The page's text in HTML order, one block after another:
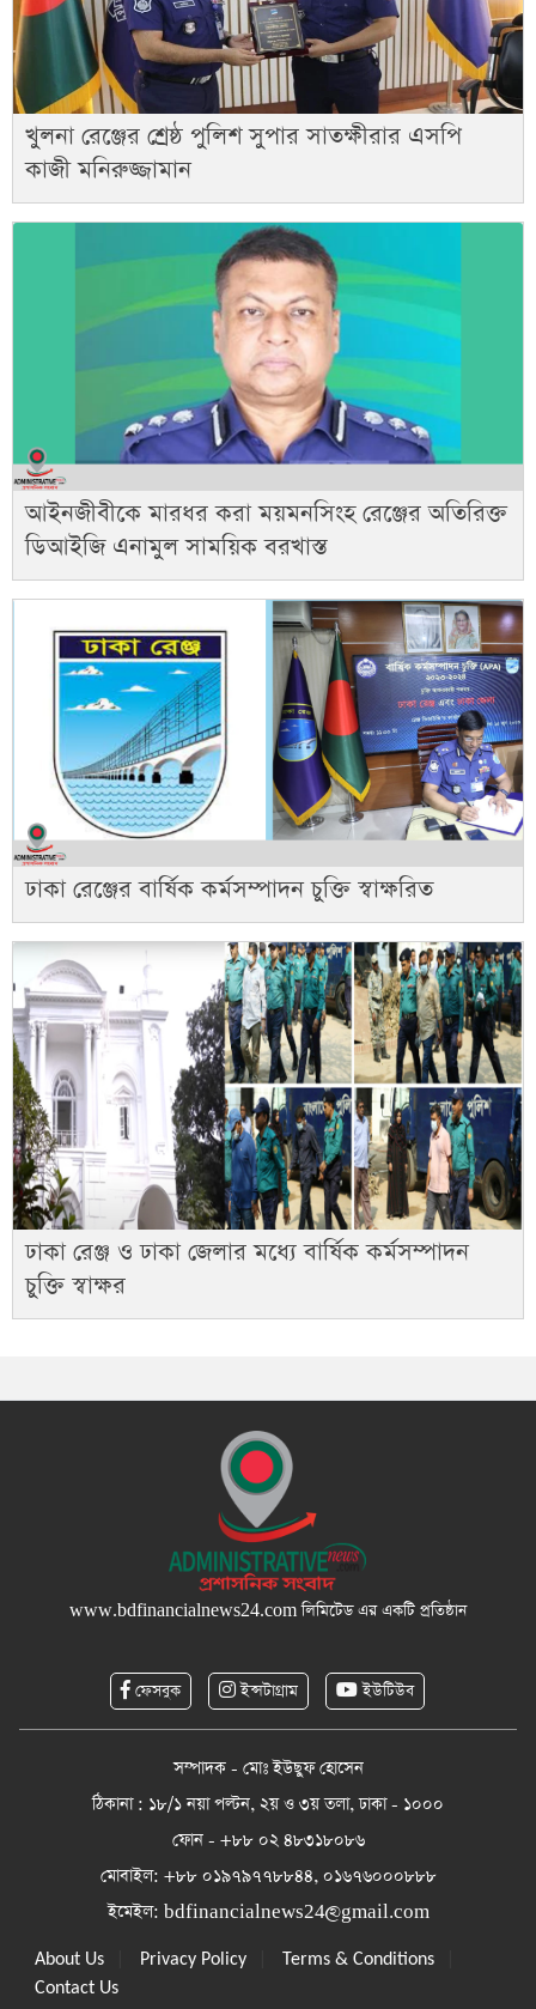
খুলনা রেঞ্জের শ্রেষ্ঠ পুলিশ সুপার সাতক্ষীরার এসপি
কাজী মনিরুজ্জামান
আইনজীবীকে মারধর করা ময়মনসিংহ রেঞ্জের অতিরিক্ত
ডিআইজি এনামুল সাময়িক বরখাস্ত
ঢাকা রেঞ্জের বার্ষিক কর্মসম্পাদন চুক্তি স্বাক্ষরিত
ঢাকা রেঞ্জ ও ঢাকা জেলার মধ্যে বার্ষিক কর্মসম্পাদন
চুক্তি স্বাক্ষর
www.bdfinancialnews24.comলিমিটেড এর একটি প্রতিষ্ঠান
ফেসবুক ইন্সটাগ্রাম ইউটিউব
সম্পাদক - মোঃ ইউছুফ হোসেন
ঠিকানা : ১৮/১ নয়া পল্টন, ২য় ও ৩য় তলা, ঢাকা - ১০০০
ফোন - +৮৮ ০২ ৪৮৩১৮০৮৬
মোবাইল: +৮৮ ০১৯৭৯৭৭৮৮৪৪, ০১৬৭৬০০০৮৮৮
ইমেইল: bdfinancialnews24@gmail.com
About Us Privacy Policy Terms & Conditions
Contact Us